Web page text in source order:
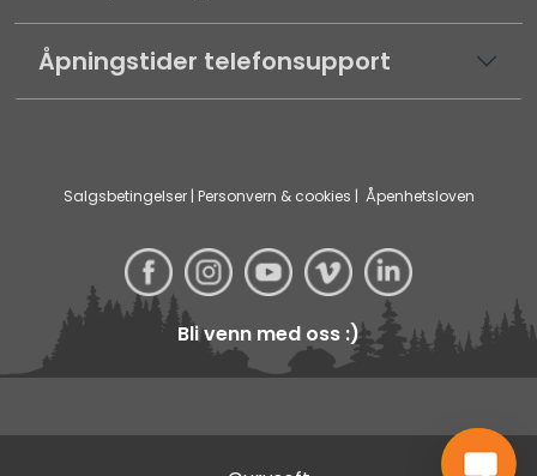
Åpningstider telefonsupport
Salgsbetingelser| Personvern & cookies | Åpenhetsloven
Bli venn med oss :)